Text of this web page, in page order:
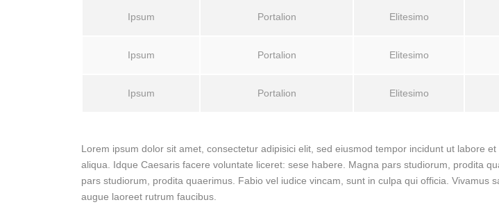
Ipsum Portalion Elitesimo
Ipsum Portalion Elitesimo
Ipsum Portalion Elitesimo
Lorem ipsum dolor sit amet, consectetur adipisici elit, sed eiusmod tempor incidunt ut labore
aliqua. Idque Caesaris facere voluntate liceret: sese habere. Magna pars studiorum, prodita
pars studiorum, prodita quaerimus. Fabio vel iudice vincam, sunt in culpa qui officia. Vivamus
augue laoreet rutrum faucibus.